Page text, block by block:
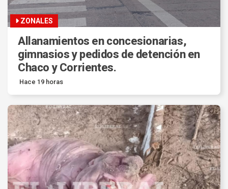
ZONALES
Allanamientos en concesionarias,
gimnasios y pedidos de detención en
Chaco y Corrientes.
Hace 19 horas